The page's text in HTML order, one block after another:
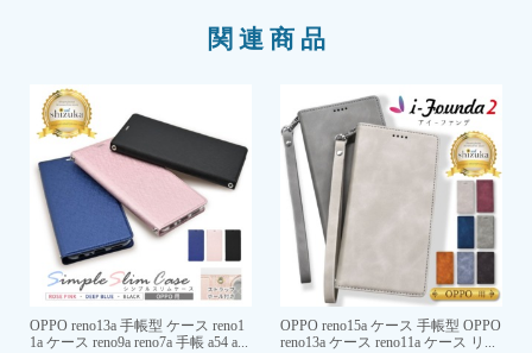
関連商品
OPPO reno13a 手帳型 ケース reno1
1a ケース reno9a reno7a 手帳 a54 a...
OPPO reno15a ケース 手帳型 OPPO
reno13a ケース reno11a ケース リ...